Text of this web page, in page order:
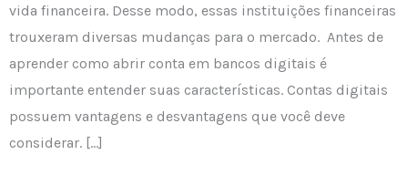
vida financeira. Desse modo, essas instituições financeiras
trouxeram diversas mudanças para o mercado. Antes de
aprender como abrir conta em bancos digitais é
importante entender suas características. Contas digitais
possuem vantagens e desvantagens que você deve
considerar. […]